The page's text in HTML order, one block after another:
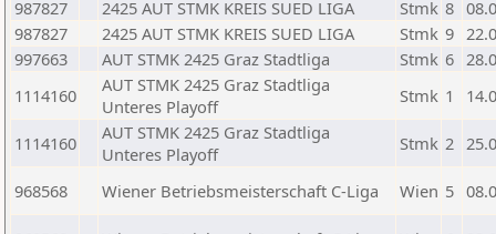
987827
2425 AUT STMK KREIS SUED LIGA Stmk 8
987827
2425 AUT STMK KREIS SUED LIGA Stmk 9
997663
AUT STMK 2425 Graz Stadtliga Stmk 6
1114160
AUT STMK 2425 Graz Stadtliga
Unteres Playoff
Stmk 1
1114160
AUT STMK 2425 Graz Stadtliga
Unteres Playoff
Stmk 2
968568 Wiener Betriebsmeisterschaft C-Liga Wien 5